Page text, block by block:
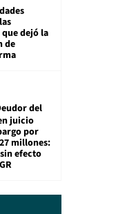
dejó la
de
del
juicio
por
millones:
efecto